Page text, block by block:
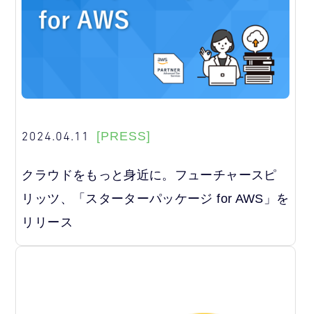
2024.04.11 [PRESS]
クラウドをもっと身近に。フューチャースピ
リッツ、「スターターパッケージ for AWS」を
リリース